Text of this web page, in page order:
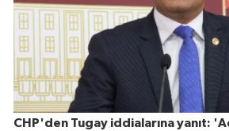
CHP'den Tugay iddialarına yanıt: